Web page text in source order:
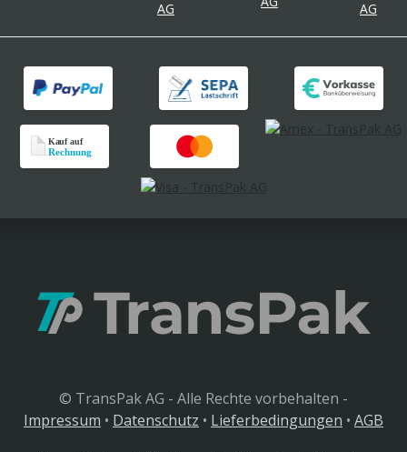
© TransPak AG - Alle Rechte vorbehalten -
Impressum • Datenschutz • Lieferbedingungen • AGB